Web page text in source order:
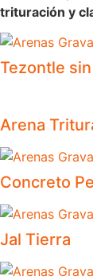
trituración y
Tezontle
Arena
Concreto
Jal Tierra